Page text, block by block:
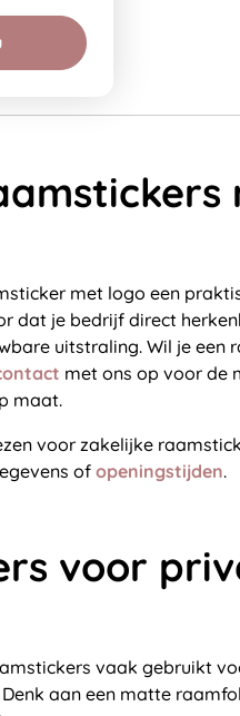
met logo een
dat je bedrijf direct
uitstraling. Wil je een
met ons op voor de
maat.
voor zakelijke
of openingstijden.
voor
vaak gebruikt
aan een matte